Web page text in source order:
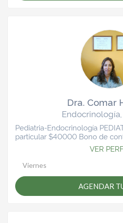
Dra. Comar
Pediatria-Endocrinología
particular $40000 Bono de
VER
Viernes
AGENDAR